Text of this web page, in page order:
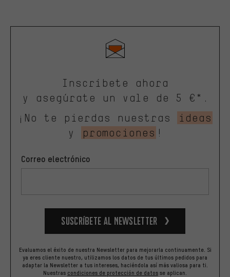
Inscríbete ahora
y asegúrate un vale de 5 €*.
¡No te pierdas nuestras
ideas
y
promociones !
Correo electrónico
Suscríbete al newsletter
Evaluamos el éxito de nuestra Newsletter para mejorarla continuamente. Si
ya eres cliente nuestro, utilizamos los datos de tus últimos pedidos para
adaptar la Newsletter a tus intereses, haciéndola así más valiosa para ti.
Nuestras condiciones de protección de datos se aplican.